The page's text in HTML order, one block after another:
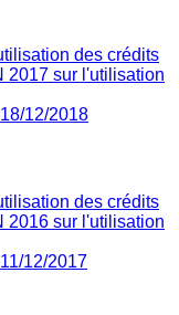
des crédits
2017 sur l'utilisation
12/2018
des crédits
2016 sur l'utilisation
12/2017